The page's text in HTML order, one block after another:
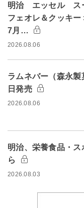
明治 エッセル ス
フェオレ＆クッキ
7月…
2026.08.06
ラムネバー（森永
日発売
2026.08.06
明治、栄養食品・
ら
2026.08.03